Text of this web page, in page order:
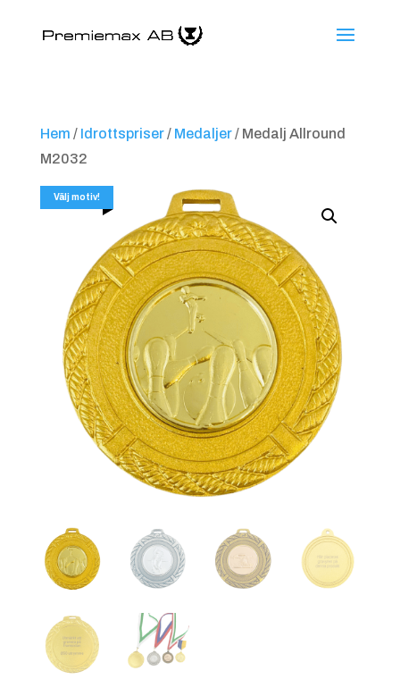
Hem / Idrottspriser/ Medaljer/ Medalj Allround
M2032
Välj motiv!